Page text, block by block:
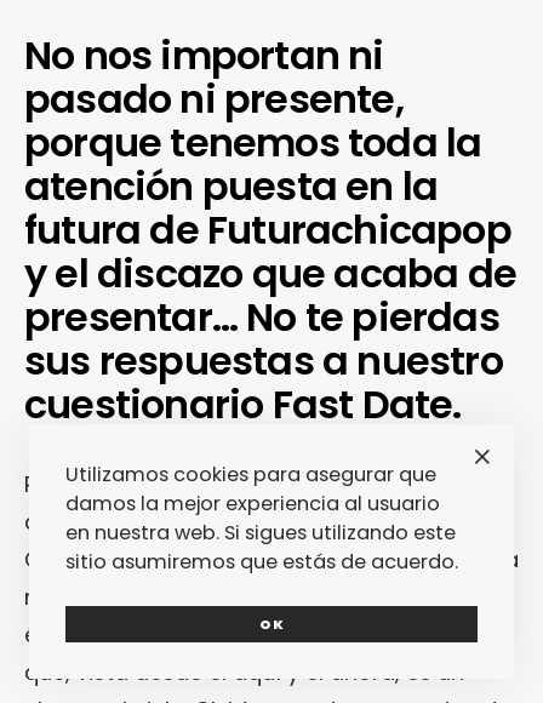
No nos importan ni
pasado ni presente,
porque tenemos toda la
atención puesta en la
futura de Futurachicapop
y el discazo que acaba de
presentar… No te pierdas
sus respuestas a nuestro
cuestionario Fast Date.
Pasados hay muchos… Algunos de ellos son
dignos de ser recordados con nostalgia.
Quedémonos con el synth ochentero y con la
mariconería estética que en aquella misma
época nadie supo codificar como gay pero
que, vista desde el aquí y el ahora, es un
Utilizamos cookies para asegurar que
damos la mejor experiencia al usuario
en nuestra web. Si sigues utilizando este
sitio asumiremos que estás de acuerdo.
OK